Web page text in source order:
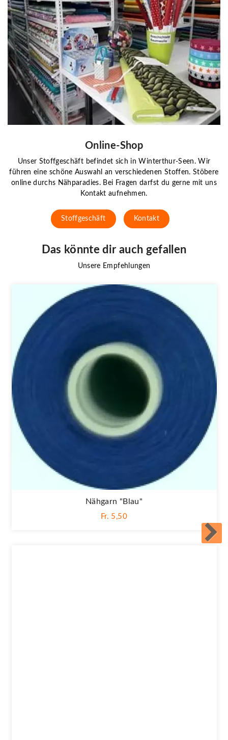
Online-Shop
Unser Stoffgeschäft befindet sich in Winterthur-Seen. Wir
führen eine schöne Auswahl an verschiedenen Stoffen. Stöbere
online durchs Nähparadies. Bei Fragen darfst du gerne mit uns
Kontakt aufnehmen.
Stoffgeschäft Kontakt
Das könnte dir auch gefallen
Unsere Empfehlungen
Nähgarn "blau"
Fr. 5,50